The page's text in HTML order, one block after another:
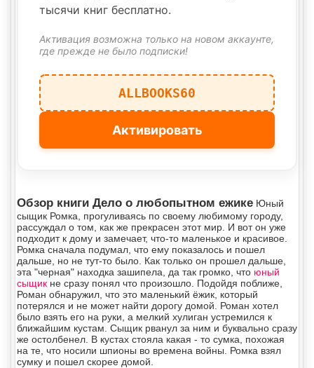
тысячи книг бесплатно.
Активация возможна только на новом аккаунте,
где прежде не было подписки!
ALLBOOKS60
Активировать
Обзор книги Дело о любопытном ежике Юный
сыщик Ромка, прогуливаясь по своему любимому городу,
рассуждал о том, как же прекрасен этот мир. И вот он уже
подходит к дому и замечает, что-то маленькое и красивое.
Ромка сначала подумал, что ему показалось и пошел
дальше, но не тут-то было. Как только он прошел дальше,
эта "черная" находка зашипела, да так громко, что юный
сыщик не сразу понял что произошло. Подойдя поближе,
Роман обнаружил, что это маленький ёжик, который
потерялся и не может найти дорогу домой. Роман хотел
было взять его на руки, а мелкий хулиган устремился к
ближайшим кустам. Сыщик рванул за ним и буквально сразу
же остолбенел. В кустах стояла какая - то сумка, похожая
на те, что носили шпионы во времена войны. Ромка взял
сумку и пошел скорее домой.